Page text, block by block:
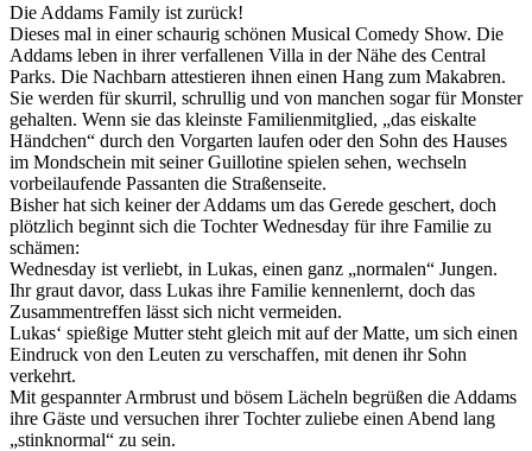
Die Addams Family ist zurück!
Dieses mal in einer schaurig schönen Musical Comedy Show. Die
Addams leben in ihrer verfallenen Villa in der Nähe des Central
Parks. Die Nachbarn attestieren ihnen einen Hang zum Makabren.
Sie werden für skurril, schrullig und von manchen sogar für Monster
gehalten. Wenn sie das kleinste Familienmitglied, „das eiskalte
Händchen“ durch den Vorgarten laufen oder den Sohn des Hauses
im Mondschein mit seiner Guillotine spielen sehen, wechseln
vorbeilaufende Passanten die Straßenseite.
Bisher hat sich keiner der Addams um das Gerede geschert, doch
plötzlich beginnt sich die Tochter Wednesday für ihre Familie zu
schämen:
Wednesday ist verliebt, in Lukas, einen ganz „normalen“ Jungen.
Ihr graut davor, dass Lukas ihre Familie kennenlernt, doch das
Zusammentreffen lässt sich nicht vermeiden.
Lukas‘ spießige Mutter steht gleich mit auf der Matte, um sich einen
Eindruck von den Leuten zu verschaffen, mit denen ihr Sohn
verkehrt.
Mit gespannter Armbrust und bösem Lächeln begrüßen die Addams
ihre Gäste und versuchen ihrer Tochter zuliebe einen Abend lang
„stinknormal“ zu sein.